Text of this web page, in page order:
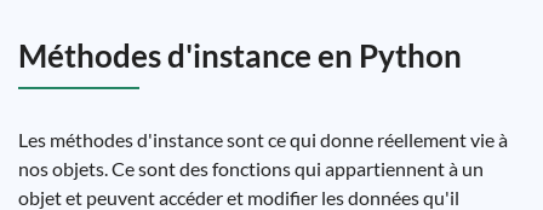
Méthodes d'instance en Python
Les méthodes d'instance sont ce qui donne réellement vie à
nos objets. Ce sont des fonctions qui appartiennent à un
objet et peuvent accéder et modifier les données qu'il